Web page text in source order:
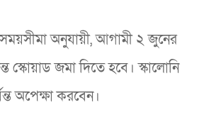
অনুযায়ী, আগামী ২ জুনের
স্কোয়াড জমা দিতে হবে। স্কালোনি
অপেক্ষা করবেন।